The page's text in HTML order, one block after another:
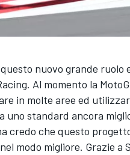
nuovo grande ruolo
. Al momento la
in molte aree ed
standard ancora
credo che questo
modo migliore. Grazie